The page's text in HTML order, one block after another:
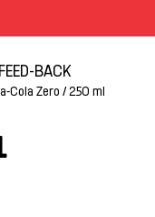
FEED-BACK
Cola Zero / 250 ml